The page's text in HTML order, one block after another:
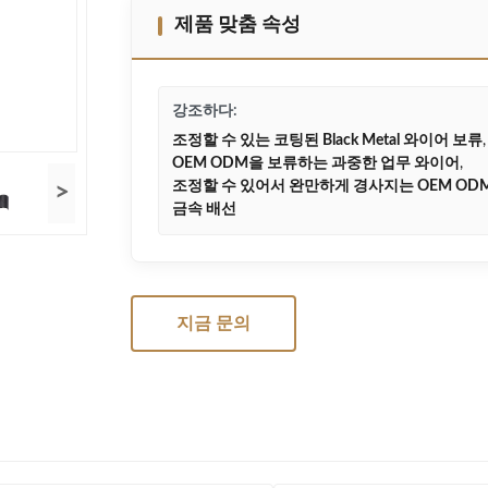
>
제품 맞춤 속성
강조하다:
조정할 수 있는 코팅된 Black Metal 와이어 보류,
OEM ODM을 보류하는 과중한 업무 와이어 ,
조정할 수 있어서 완만하게 경사지는 OEM
금속 배선
지금 문의